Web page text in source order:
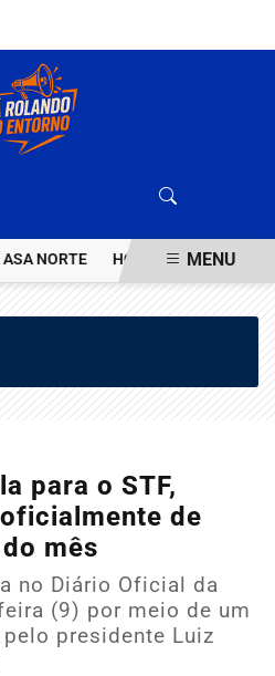
NORTE HOMEM INVESTIGADO
MENU
para o STF,
de
mês
no Diário Oficial da
(9) por meio de um
presidente Luiz